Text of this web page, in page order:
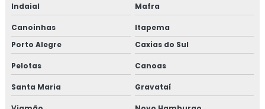
Indaial Mafra
Canoinhas
Itapema
Porto Alegre
Caxias do Sul
Pelotas Canoas
Santa Maria Gravataí